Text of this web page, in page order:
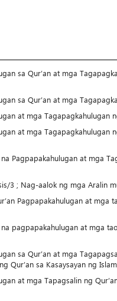
sa Qur’an at mga
sa Qur’an at mga
at mga Tagapagkahulugan
at mga Tagapagkahulugan
na Pagpapakahulugan at mga
3 ; Nag-aalok ng mga Aralin
Pagpapakahulugan at mga
na pagpapakahulugan at mga
sa Qur’an at mga
Qur’an sa Kasaysayan ng Islam
at mga Tapagsalin ng